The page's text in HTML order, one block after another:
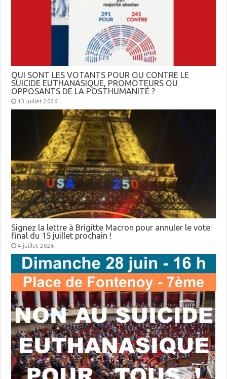
QUI SONT LES VOTANTS POUR OU CONTRE LE
SUICIDE EUTHANASIQUE, PROMOTEURS OU
OPPOSANTS DE LA POSTHUMANITÉ ?
13 juillet 2026
Signez la lettre à Brigitte Macron pour annuler le vote
final du 15 juillet prochain !
4 juillet 2026